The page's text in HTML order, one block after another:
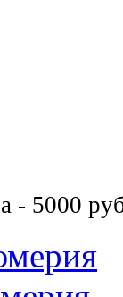
- 5000